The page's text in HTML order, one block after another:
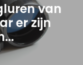
van
er zijn